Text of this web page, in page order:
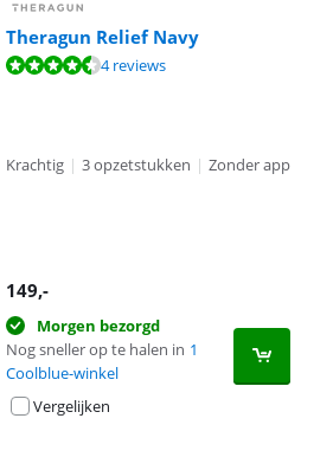
Theragun Relief Navy
gebaseerd op 4 reviews.
4 reviews
Krachtig | 3 opzetstukken | Zonder app
149,-
Morgen bezorgd
Nog sneller op te halen in 1
Coolblue-winkel
Vergelijken